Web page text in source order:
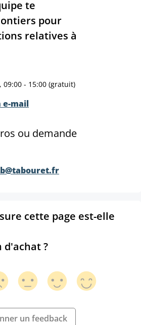
te
pour
relatives à
- 15:00 (gratuit)
e-mail
ou demande
cette page est-elle
d'achat ?
un feedback